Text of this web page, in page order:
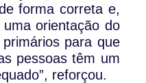
forma correta e,
orientação do
para que
pessoas têm um
reforçou.